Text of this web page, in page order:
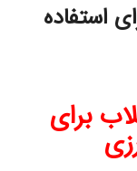
استفاده
برای